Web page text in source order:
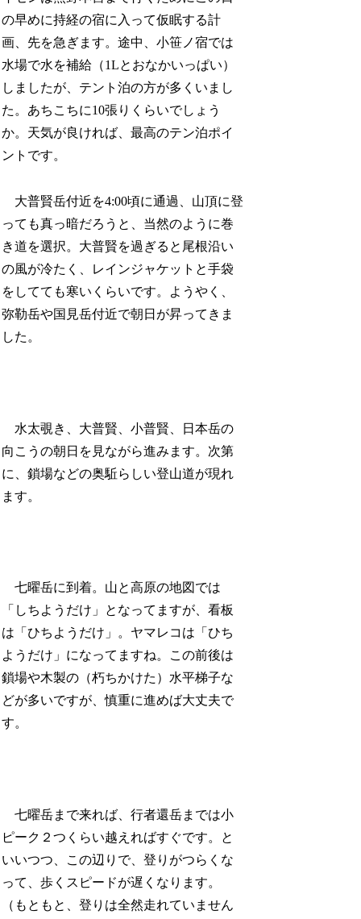
の早めに持経の宿に入って仮眠する計
画、先を急ぎます。途中、小笹ノ宿では
水場で水を補給（1Lとおなかいっぱい）
しましたが、テント泊の方が多くいまし
た。あちこちに10張りくらいでしょう
か。天気が良ければ、最高のテン泊ポイ
ントです。
大普賢岳付近を4:00頃に通過、山頂に登
っても真っ暗だろうと、当然のように巻
き道を選択。大普賢を過ぎると尾根沿い
の風が冷たく、レインジャケットと手袋
をしてても寒いくらいです。ようやく、
弥勒岳や国見岳付近で朝日が昇ってきま
した。
水太覗き、大普賢、小普賢、日本岳の
向こうの朝日を見ながら進みます。次第
に、鎖場などの奥駈らしい登山道が現れ
ます。
七曜岳に到着。山と高原の地図では
「しちようだけ」となってますが、看板
は「ひちようだけ」。ヤマレコは「ひち
ようだけ」になってますね。この前後は
鎖場や木製の（朽ちかけた）水平梯子な
どが多いですが、慎重に進めば大丈夫で
す。
七曜岳まで来れば、行者還岳までは小
ピーク２つくらい越えればすぐです。と
いいつつ、この辺りで、登りがつらくな
って、歩くスピードが遅くなります。
（もともと、登りは全然走れていません